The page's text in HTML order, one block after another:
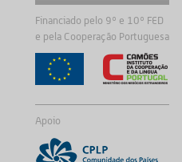
Financiado pelo 9º e 10º FED
e pela Cooperação Portuguesa
Apoio